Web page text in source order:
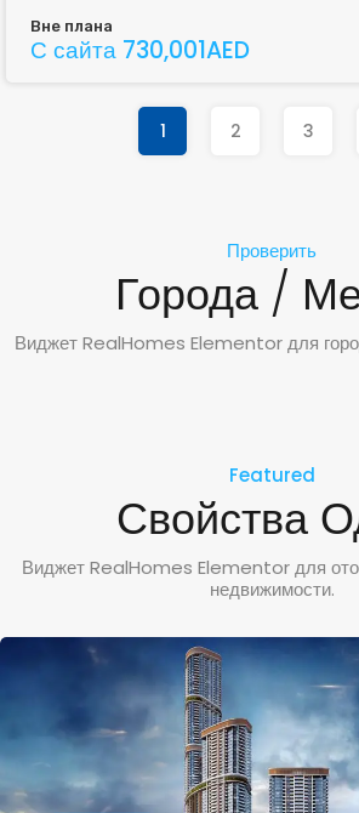
Вне плана
С сайта 730,001AED
1 2 3
Проверить
Города /
Виджет RealHomes Elementor для
Featured
Свойства
Виджет RealHomes Elementor для
недвижимости.